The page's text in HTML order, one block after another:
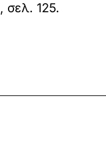
σελ. 125.